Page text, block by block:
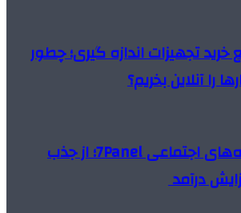
خرید تجهیزات اندازه گیری؛ چطور
را آنلاین بخریم؟
خدمات شبکه‌های اجتماعی 7Panel؛ از جذب
درآمد